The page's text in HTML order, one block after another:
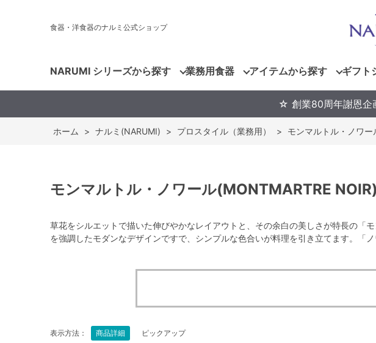
食器・洋食器のナルミ公式ショップ
NARUMI シリーズから探す 業務用食器 アイテムから探す ギフト
☆ 創業80周年謝恩企
ホーム > ナルミ(NARUMI) > プロスタイル（業務用） > モンマルトル・ノワ
モンマルトル・ノワール(MONTMARTRE NOIR)
草花をシルエットで描いた伸びやかなレイアウトと、その余白の美しさが特長の「
を強調したモダンなデザインですで、シンプルな色合いが料理を引き立てます。「
表示方法： 商品詳細 ピックアップ